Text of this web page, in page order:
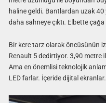
haline geldi. Bantlardan uzak 40
daha sahneye çıktı. Elbette
Bir kere tarz olarak öncüsünün
Renault 5 dedirtiyor. 3,90 metre
Ama en önemlisi teknolojik
LED farlar. İçeride dijital